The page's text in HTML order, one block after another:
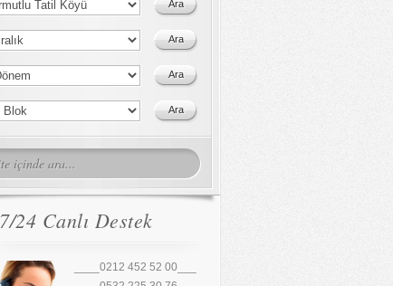
7/24 Canlı Destek
____0212 452 52 00___